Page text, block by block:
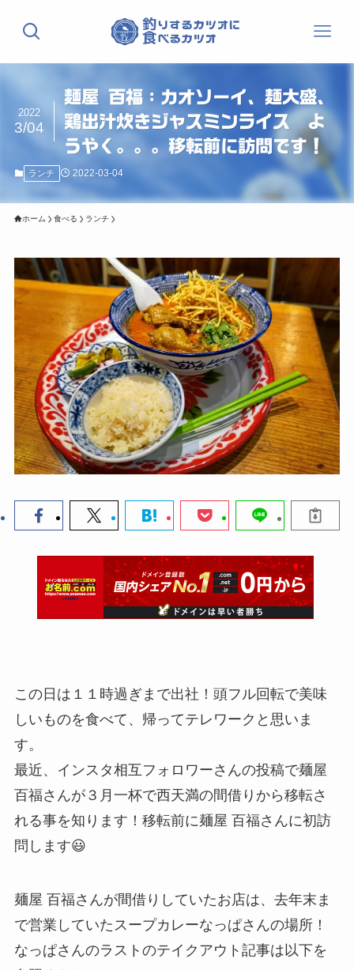
麺屋 百福：カオソーイ、麺大盛、
鶏出汁炊きジャスミンライス よ
うやく。。。移転前に訪問です！
2022
3/04
ランチ 2022-03-04
ホーム 食べる ランチ
この日は１１時過ぎまで出社！頭フル回転で美味
しいものを食べて、帰ってテレワークと思いま
す。
最近、インスタ相互フォロワーさんの投稿で麺屋
百福さんが３月一杯で西天満の間借りから移転さ
れる事を知ります！移転前に麺屋 百福さんに初訪
問します😃
麺屋 百福さんが間借りしていたお店は、去年末ま
で営業していたスープカレーなっぱさんの場所！
なっぱさんのラストのテイクアウト記事は以下を